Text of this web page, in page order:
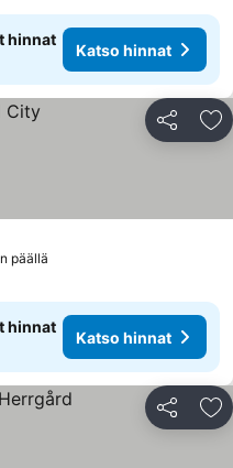
hinnat
Katso hinnat
Jaa
päällä
hinnat
Katso hinnat
Jaa